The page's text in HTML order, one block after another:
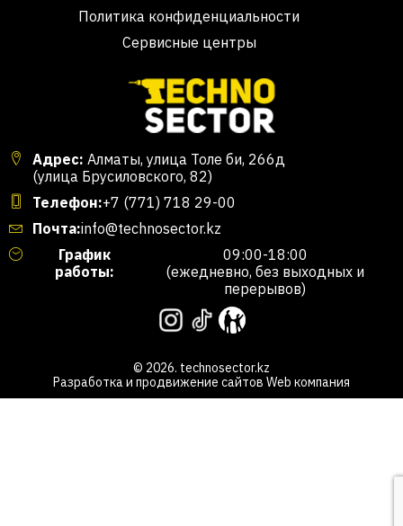
Политика конфиденциальности
Сервисные центры
Адрес: Алматы, улица Толе би, 266д
(улица Брусиловского, 82)
Телефон:+7 (771) 718 29-00
Почта:info@technosector.kz
График
работы:
09:00-18:00
(ежедневно, без выходных и
перерывов)
© 2026. technosector.kz
Разработка и продвижение сайтов Web компания